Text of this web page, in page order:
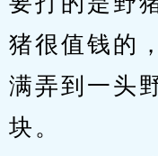
猪很值钱的
满弄到一头
块。